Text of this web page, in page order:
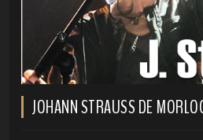
JOHANN STRAUSS DE